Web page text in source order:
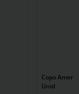
Copo
Unid